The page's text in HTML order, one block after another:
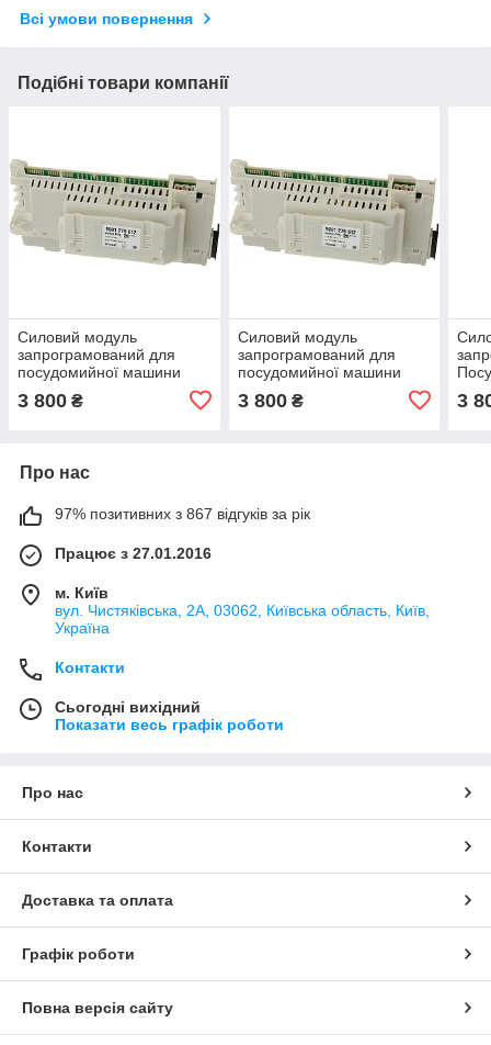
Всі умови повернення
Подібні товари компанії
Силовий модуль
запрограмований для
посудомийної машини
3 800 ₴
Силовий модуль
запрограмований для
посудомийної машини
3 800₴ 3
Про нас
97% позитивних з 867 відгуків за рік
Працює з 27.01.2016
м. Київ
вул. Чистяківська, 2А, 03062, Київська область, Київ,
Україна
Контакти
Сьогодні вихідний
Показати весь графік роботи
Про нас
Контакти
Доставка та оплата
Графік роботи
Повна версія сайту